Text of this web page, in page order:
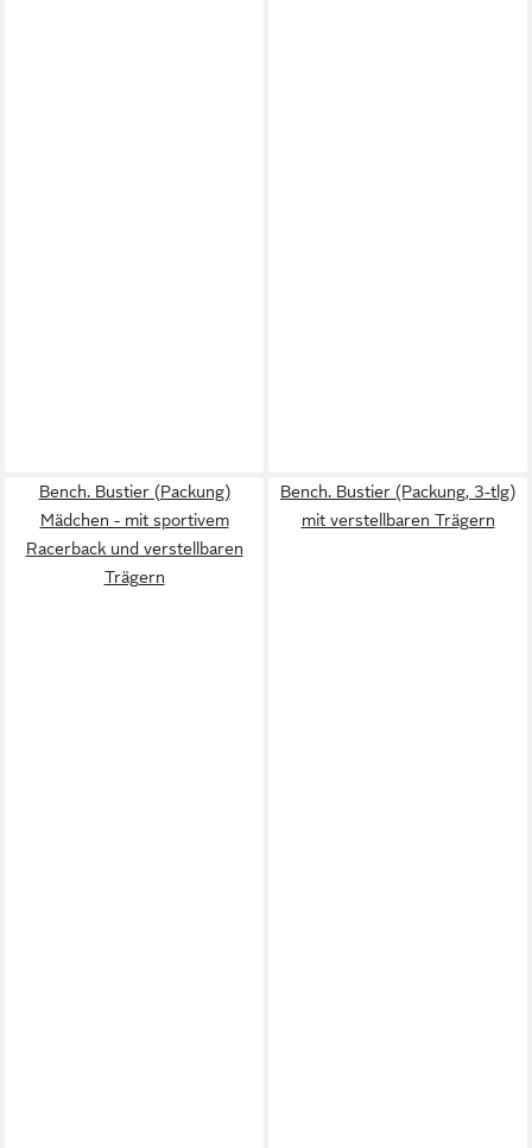
Bench. Bustier (Packung)
Mädchen - mit sportivem
Racerback und verstellbaren
Trägern
Bench. Bustier (Packung, 3-tlg)
mit verstellbaren Trägern